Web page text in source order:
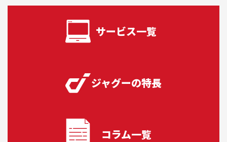
EC
お問い合わせ
サービス一覧
ジャグーの特長
コラム一覧